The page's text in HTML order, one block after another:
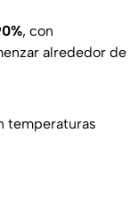
, con
alrededor de
temperaturas